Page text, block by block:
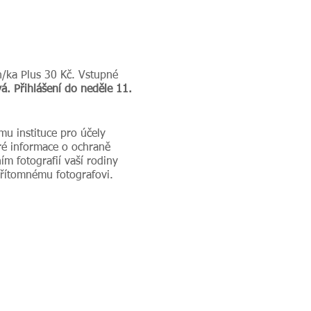
Plus 30 Kč. Vstupné
Přihlášení do neděle 11.
instituce pro účely
informace o ochraně
fotografií vaší rodiny
fotografovi.